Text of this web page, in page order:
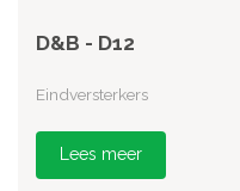
D&B - D12
Eindversterkers
Lees meer